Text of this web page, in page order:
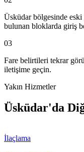
Üsküdar bölgesinde eski
bulunan bloklarda giriş
03
Fare belirtileri tekrar
iletişime geçin.
Yakın Hizmetler
Üsküdar'da
İlaçlama